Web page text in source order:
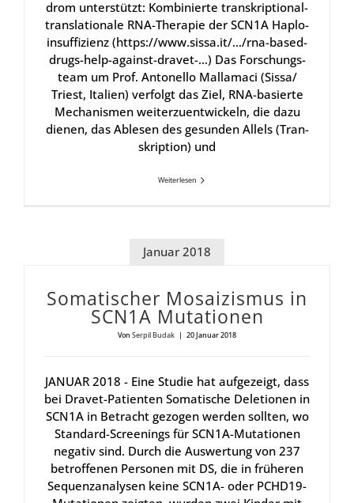
drom unter­stützt: Kom­bi­nier­te tran­skrip­tio­nal-
trans­la­tio­na­le RNA-The­ra­pie der SCN1A Haplo­
in­suf­fi­zi­enz (https://www.sissa.it/…/rna-based-
drugs-help-against-dravet-…) Das For­schungs­
team um Prof. Anto­nel­lo Mall­amaci (Sissa/​
Triest, Ita­li­en) ver­folgt das Ziel, RNA-basier­te
Mecha­nis­men wei­ter­zu­ent­wi­ckeln, die dazu
die­nen, das Able­sen des gesun­den Allels (Tran­
skrip­ti­on) und
Weiterlesen
Januar 2018
Soma­ti­scher Mosai­zis­mus in
SCN1A Muta­tio­nen
Von Serpil Budak | 20 Januar 2018
JANUAR 2018 - Eine Studie hat aufgezeigt, dass
bei Dravet-Patienten Somatische Deletionen in
SCN1A in Betracht gezogen werden sollten, wo
Standard-Screenings für SCN1A-Mutationen
negativ sind. Durch die Auswertung von 237
betroffenen Personen mit DS, die in früheren
Sequenzanalysen keine SCN1A- oder PCHD19-